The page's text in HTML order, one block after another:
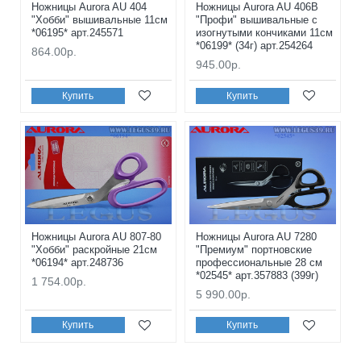
Ножницы Aurora AU 404
"Хобби" вышивальные 11см
*06195* арт.245571
864.00р.
Купить
Ножницы Aurora AU 406B
"Профи" вышивальные с
изогнутыми кончиками 11см
*06199* (34г) арт.254264
945.00р.
Купить
Ножницы Aurora AU 807-80
"Хобби" раскройные 21см
*06194* арт.248736
1 754.00р.
Купить
Ножницы Aurora AU 7280
"Премиум" портновские
профессиональные 28 см
*02545* арт.357883 (399г)
5 990.00р.
Купить